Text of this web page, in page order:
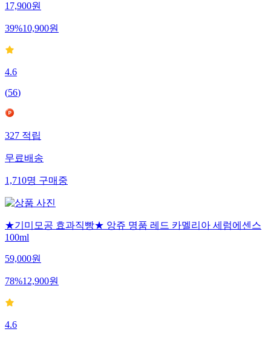
17,900원
39%10,900원
4.6
(56)
327적립
무료배송
1,710명구매중
★기미모공 효과직빵★ 앙쥬 명품 레드 카멜리아 세럼에센스
100ml
59,000원
78%12,900원
4.6